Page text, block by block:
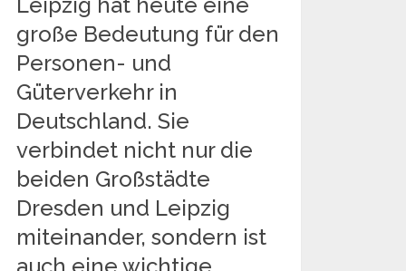
große Bedeutung für den
Personen- und
Güterverkehr in
Deutschland. Sie
verbindet nicht nur die
beiden Großstädte
Dresden und Leipzig
miteinander, sondern ist